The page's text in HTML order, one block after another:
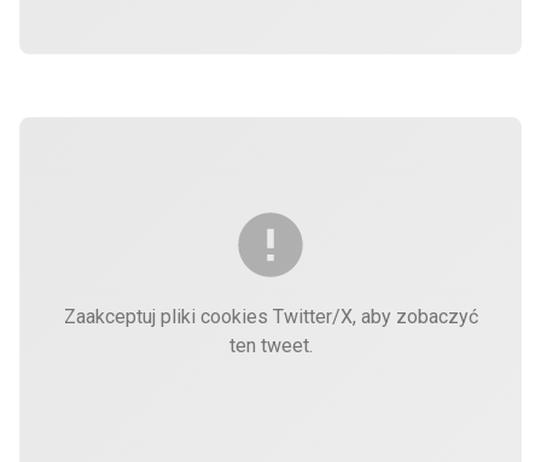
Zaakceptuj pliki cookies Twitter/X, aby zobaczyć
ten tweet.